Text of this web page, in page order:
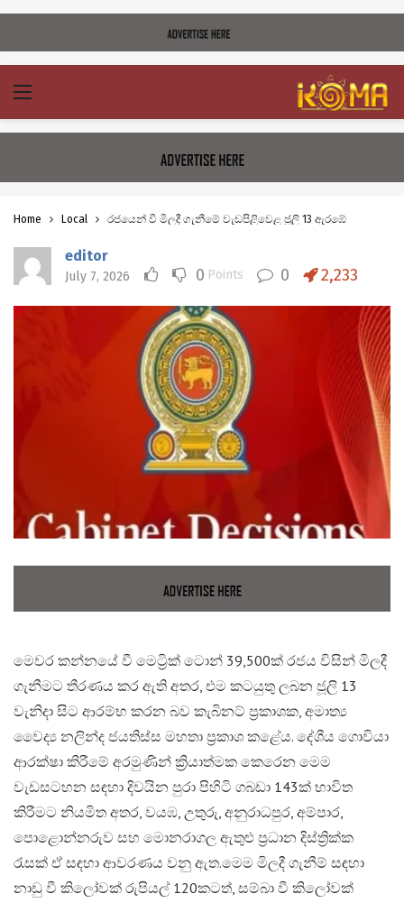
Home Local රජයෙන් වී මිලදී ගැනීමේ වැඩපිළිවෙළ ජූලි 13 ඇරඹේ
editor
July 7, 2026 0 Points 0 2,233
​මෙවර කන්නයේ වී මෙට්‍රික් ටොන් 39,500ක් රජය විසින් මිලදී
ගැනීමට තීරණය කර ඇති අතර, එම කටයුතු ලබන ජූලි 13
වැනිදා සිට ආරම්භ කරන බව කැබිනට් ප්‍රකාශක, අමාත්‍ය
වෛද්‍ය නලින්ද ජයතිස්ස මහතා ප්‍රකාශ කළේය. දේශීය ගොවියා
ආරක්ෂා කිරීමේ අරමුණින් ක්‍රියාත්මක කෙරෙන මෙම
වැඩසටහන සඳහා දිවයින පුරා පිහිටි ගබඩා 143ක් භාවිත
කිරීමට නියමිත අතර, වයඹ, උතුරු, අනුරාධපුර, අම්පාර,
පොළොන්නරුව සහ මොනරාගල ඇතුළු ප්‍රධාන දිස්ත්‍රික්ක
රැසක් ඒ සඳහා ආවරණය වනු ඇත.​මෙම මිලදී ගැනීම් සඳහා
නාඩු වී කිලෝවක් රුපියල් 120කටත්, සම්බා වී කිලෝවක්